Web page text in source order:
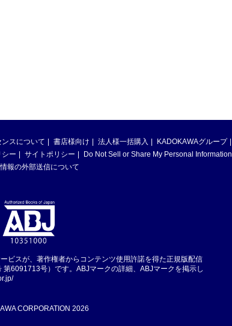
ンスについて 書店様向け 法人様一括購入
KADOKAWAグループ
シー サイトポリシー
Do Not Sell or Share My Personal Information
報の外部送信について
ビスが、著作権者からコンテンツ使用許諾を得た正規版配信
6091713号）です。ABJマークの詳細、ABJマークを掲示し
CORPORATION 2026